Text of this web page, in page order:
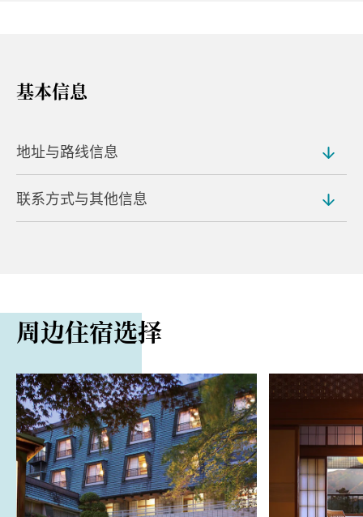
基本信息
地址与路线信息
地址
从关越高速公路涩川伊香保 IC 开车约 15 分钟即可抵
达
联系方式与其他信息
https://www.oyado-tamaki.com/language/cn/inde
语言
英语、中文
周边住宿选择